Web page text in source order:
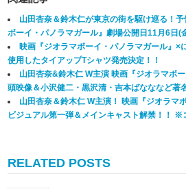
山田杏奈＆鈴木仁が東京の街を駆け巡る！
ボーイ・パノラマガール』劇場公開日11月6日(
映画『ジオラマボーイ・パノラマガール』×
使用したタイアップTシャツ発売決定！！
山田杏奈&鈴木仁 W主演 映画『ジオラマボ
頭映像＆小沢健二・黒沢清・吉本ばなななど著
山田杏奈＆鈴木仁 W主演！ 映画『ジオラマ
ビジュアル第一弾＆メインキャスト解禁！！ ※
RELATED POSTS